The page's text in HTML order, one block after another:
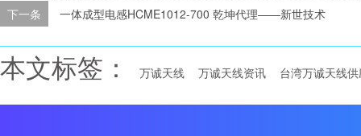
下一条
一体成型电感HCME1012-700 乾坤代理——新世技术
本文标签： 万诚天线 万诚天线资讯 台湾万诚天线